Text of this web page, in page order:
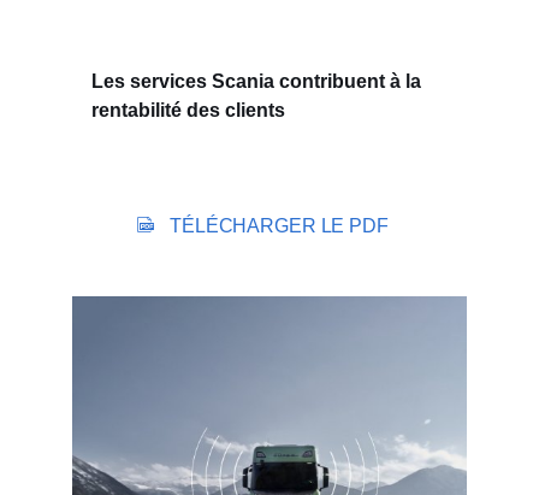
Les services Scania contribuent à la
rentabilité des clients
TÉLÉCHARGER LE PDF